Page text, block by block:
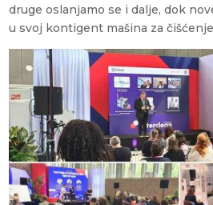
druge oslanjamo se i dalje, dok
u svoj kontigent mašina za